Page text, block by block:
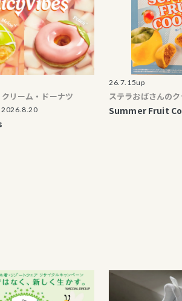
」
ドーナツ
26.7.15up
ステラおばさんのクッキー
Summer Fruit Cookie！